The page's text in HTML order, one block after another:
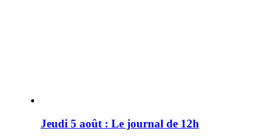
Jeudi 5 août : Le journal de 12h